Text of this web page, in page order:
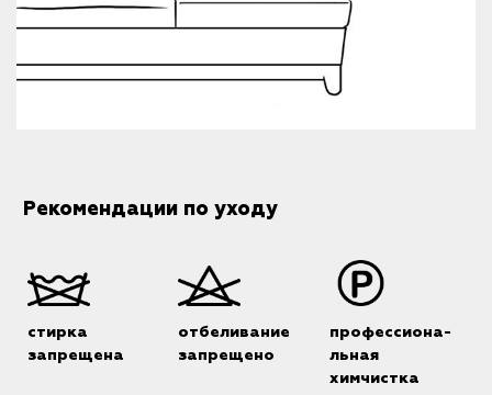
Рекомендации по уходу
стирка
запрещена
отбеливание
запрещено
профессиона-
льная
химчистка